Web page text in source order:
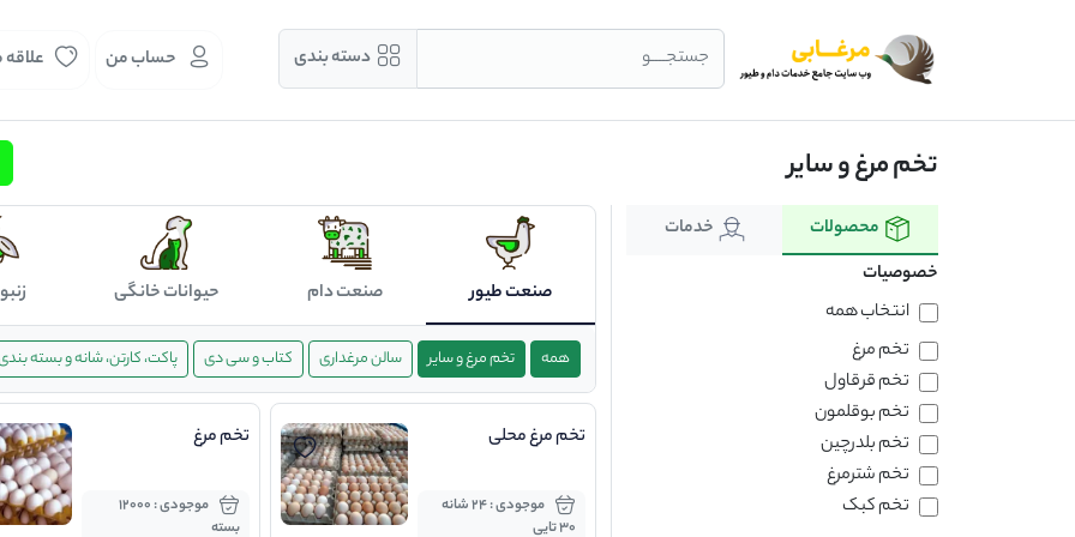
جستجــــو دسته بندی حساب من
تخم مرغ و سایر
محصولات
خدمات
خصوصیات
انتخاب همه
تخم مرغ
تخم قرقاول
تخم بوقلمون
تخم بلدرچین
تخم شترمرغ
تخم کبک
صنعت طیور صنعت دام حیوانات خانگی
همه تخم مرغ و سایر سالن مرغداری کتاب و سی دی پاکت، کارتن، شانه و بسته
تخم مرغ محلی
موجودی : 24 شانه
30 تایی
تخم مرغ
موجودی : 12000
بسته